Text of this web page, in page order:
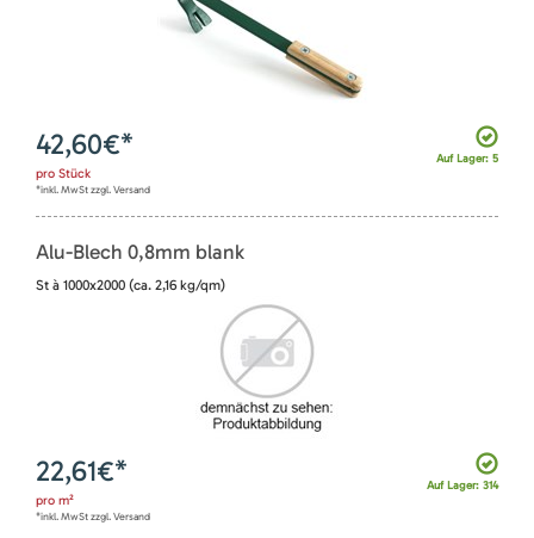
Auf Lager: 5
42,60€*
pro Stück
*inkl. MwSt zzgl. Versand
Alu-Blech 0,8mm blank
St à 1000x2000 (ca. 2,16 kg/qm)
Auf Lager: 314
22,61€*
pro m²
*inkl. MwSt zzgl. Versand